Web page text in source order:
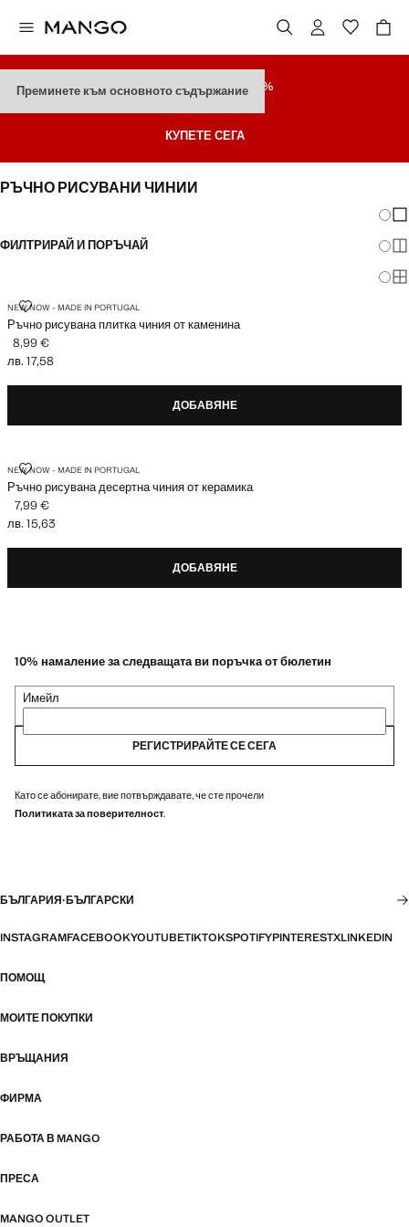
Преминете към основното съдържание
РАЗПРОДАЖБАДО 70%
КУПЕТЕ СЕГА
РЪЧНО РИСУВАНИ ЧИНИИ
ФИЛТРИРАЙ И ПОРЪЧАЙ
NEW NOW - MADE IN PORTUGAL
Ръчно рисувана плитка чиния от каменина
РЪЧНО РИСУВАНА ПЛИТКА ЧИНИЯ ОТ КАМЕНИНА
Текуща цена [8,99 € лв. 17,58]
8,99 €
лв. 17,58
ДОБАВЯНЕ
NEW NOW - MADE IN PORTUGAL
Ръчно рисувана десертна чиния от керамика
РЪЧНО РИСУВАНА ДЕСЕРТНА ЧИНИЯ ОТ КЕРАМИКА
Текуща цена [7,99 € лв. 15,63]
7,99 €
лв. 15,63
ДОБАВЯНЕ
10% намаление за следващата ви поръчка от бюлетин
Имейл
РЕГИСТРИРАЙТЕ СЕ СЕГА
Като се абонирате, вие потвърждавате, че сте прочели
Политиката за поверителност.
БЪЛГАРИЯ·БЪЛГАРСКИ
INSTAGRAMFACEBOOKYOUTUBETIKTOKSPOTIFYPINTERESTXLINKEDIN
ПОМОЩ
МОИТЕ ПОКУПКИ
ВРЪЩАНИЯ
ФИРМА
РАБОТА В MANGO
ПРЕСА
MANGO OUTLET